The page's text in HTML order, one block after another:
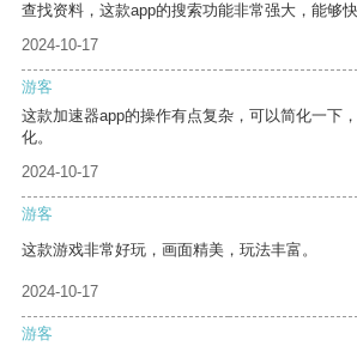
查找资料，这款app的搜索功能非常强大，能够
2024-10-17
游客
这款加速器app的操作有点复杂，可以简化一下
化。
2024-10-17
游客
这款游戏非常好玩，画面精美，玩法丰富。
2024-10-17
游客